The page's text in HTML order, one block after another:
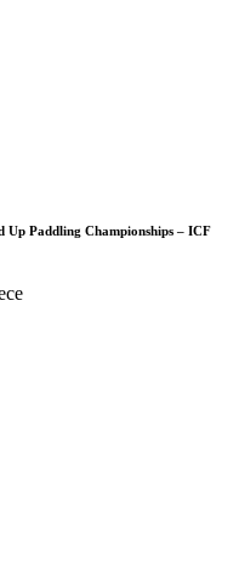
Up Paddling Championships – ICF